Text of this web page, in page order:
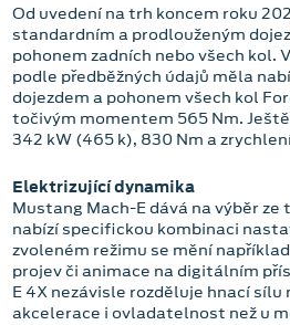
Od uvedení na trh koncem roku
standardním a prodlouženým
pohonem zadních nebo všech
podle předběžných údajů měla
dojezdem a pohonem všech kol
točivým momentem 565 Nm.
342 kW (465 k), 830 Nm a
Elektrizující dynamika
Mustang Mach-E dává na výběr ze
nabízí specifickou kombinaci
zvoleném režimu se mění
projev či animace na digitálním
E 4X nezávisle rozděluje hnací
akcelerace i ovladatelnost než u